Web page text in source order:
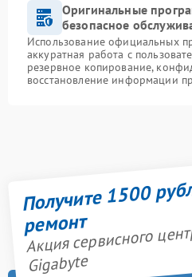
Оригинальные
безопасное
Использование официальных
аккуратная работа с
резервное копирование,
восстановление информации
Получите 1500
ремонт
Акция сервисного
Gigabyte